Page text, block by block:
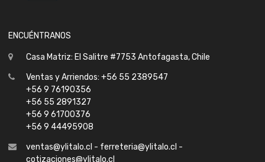
ENCUÉNTRANOS
Casa Matriz: El Salitre #7753 Antofagasta, Chile
Ventas y Arriendos: +56 55 2389547
+56 9 76190356
+56 55 2891327
+56 9 61700376
+56 9 44495908
ventas@ylitalo.cl - ferreteria@ylitalo.cl -
cotizaciones@ylitalo.cl